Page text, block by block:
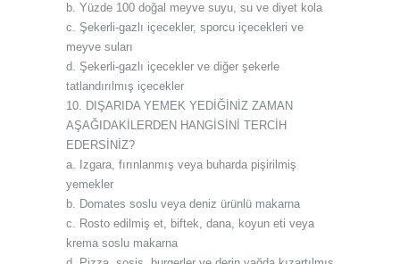
b. Yüzde 100 doğal meyve suyu, su ve diyet kola
c. Şekerli-gazlı içecekler, sporcu içecekleri ve
meyve suları
d. Şekerli-gazlı içecekler ve diğer şekerle
tatlandırılmış içecekler
10. DIŞARIDA YEMEK YEDİĞİNİZ ZAMAN
AŞAĞIDAKİLERDEN HANGİSİNİ TERCİH
EDERSİNİZ?
a. Izgara, fırınlanmış veya buharda pişirilmiş
yemekler
b. Domates soslu veya deniz ürünlü makarna
c. Rosto edilmiş et, biftek, dana, koyun eti veya
krema soslu makarna